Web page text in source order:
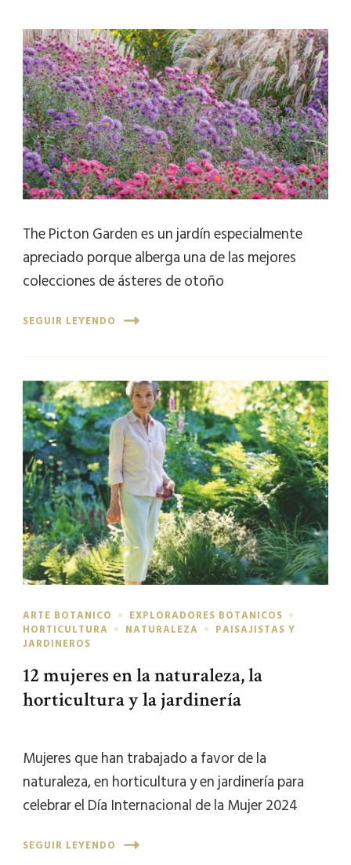
The Picton Garden es un jardín especialmente
apreciado porque alberga una de las mejores
colecciones de ásteres de otoño
SEGUIR LEYENDO
ARTE BOTANICO
EXPLORADORES BOTANICOS
HORTICULTURA
NATURALEZA
PAISAJISTAS Y
JARDINEROS
12 mujeres en la naturaleza, la
horticultura y la jardinería
Mujeres que han trabajado a favor de la
naturaleza, en horticultura y en jardinería para
celebrar el Día Internacional de la Mujer 2024
SEGUIR LEYENDO